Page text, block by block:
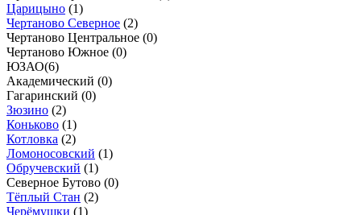
Царицыно (1)
Чертаново Северное (2)
Чертаново Центральное (0)
Чертаново Южное (0)
ЮЗАО(6)
Академический (0)
Гагаринский (0)
Зюзино (2)
Коньково (1)
Котловка (2)
Ломоносовский (1)
Обручевский (1)
Северное Бутово (0)
Тёплый Стан (2)
Черёмушки (1)